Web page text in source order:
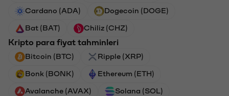
Cardano (ADA) Dogecoin (DOGE)
Bat (BAT) Chiliz (CHZ)
Kripto para fiyat tahminleri
Bitcoin (BTC) Ripple (XRP)
Bonk (BONK) Ethereum (ETH)
Avalanche (AVAX) Solana (SOL)